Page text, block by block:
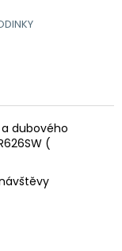
dubového
(